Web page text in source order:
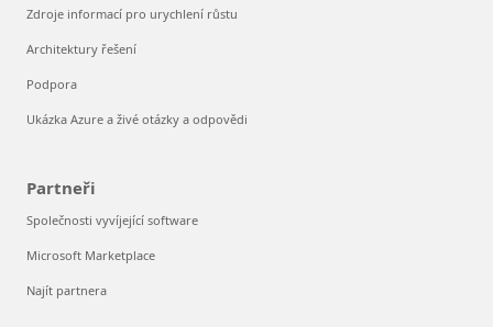
Zdroje informací pro urychlení růstu
Architektury řešení
Podpora
Ukázka Azure a živé otázky a odpovědi
Partneři
Společnosti vyvíjející software
Microsoft Marketplace
Najít partnera